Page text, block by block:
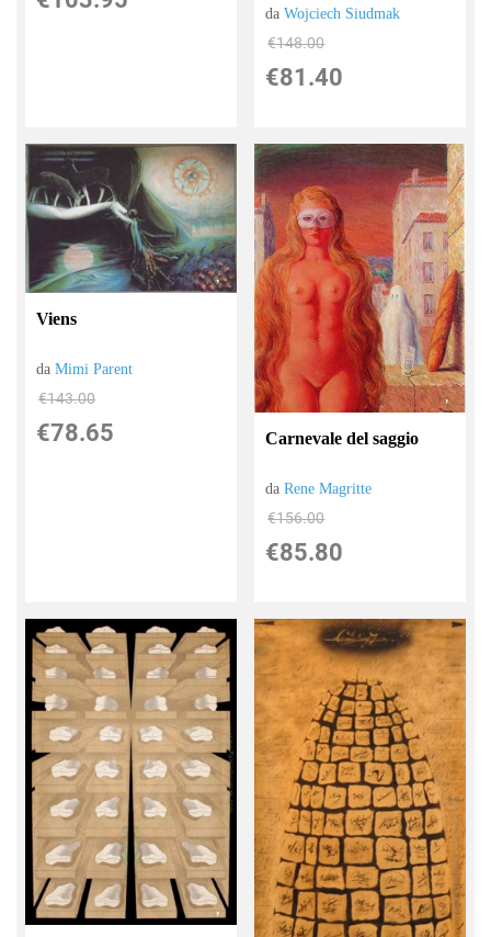
daWojciech Siudmak
€148.00
€81.40
Viens
daMimi Parent
€143.00
€78.65 Carnevale del saggio
daRene Magritte
€156.00
€85.80